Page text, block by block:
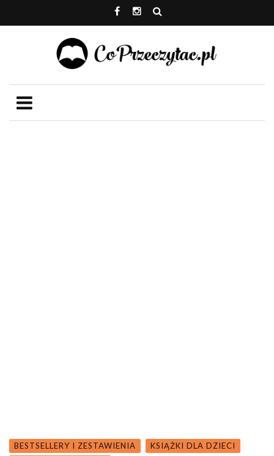
BESTSELLERY I ZESTAWIENIA
KSIĄŻKI DLA DZIECI